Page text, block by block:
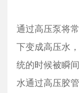
通过高压泵将
下变成高压水
统的时候被瞬
水通过高压胶